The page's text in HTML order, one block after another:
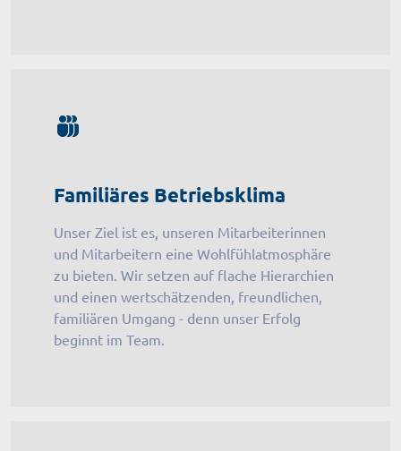
Familiäres Betriebsklima
Unser Ziel ist es, unseren Mitarbeiterinnen
und Mitarbeitern eine Wohlfühlatmosphäre
zu bieten. Wir setzen auf flache Hierarchien
und einen wertschätzenden, freundlichen,
familiären Umgang - denn unser Erfolg
beginnt im Team.